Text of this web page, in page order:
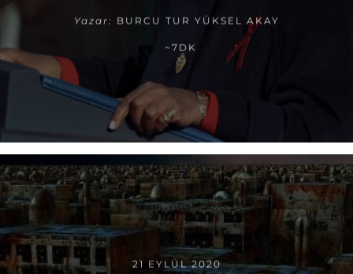
Yazar: BURCU TUR YÜKSEL AKAY
~7DK
21 EYLÜL 2020